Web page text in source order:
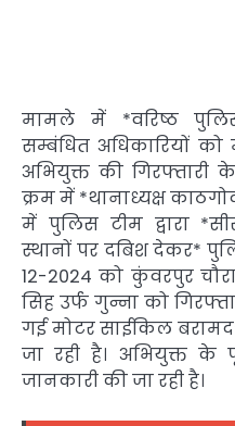
मामले में *वरिष्ठ
सम्बंधित अधिकारियों
अभियुक्त की गिरफ्तारी
क्रम में *थानाध्यक्ष
में पुलिस टीम द्वारा
स्थानों पर दबिश देकर*
12-2024 को कुंवरपुर
सिह उर्फ गुन्ना को
गई मोटर साईकिल
जा रही है। अभियुक्त के
जानकारी की जा रही है।